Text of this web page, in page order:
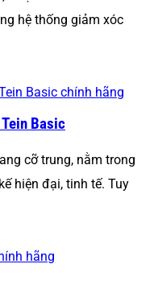
hệ thống giảm xóc
Basic
cỡ trung, nằm trong
hiện đại, tinh tế. Tuy